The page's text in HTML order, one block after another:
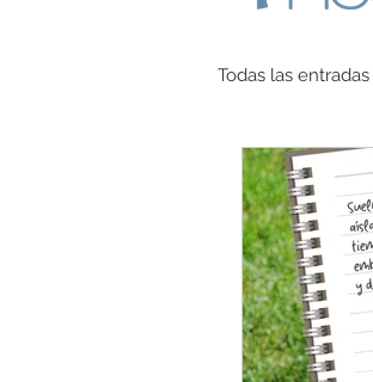
Todas las entradas
diálogo